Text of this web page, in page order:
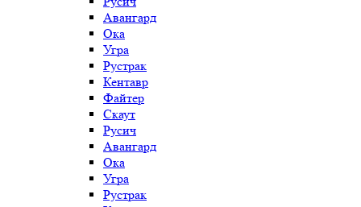
Авангард
Ока
Угра
Рустрак
Кентавр
Файтер
Скаут
Русич
Авангард
Ока
Угра
Рустрак